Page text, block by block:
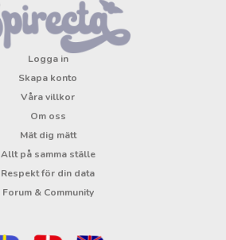
Logga in
Skapa konto
Våra villkor
Om oss
Mät dig mätt
Allt på samma ställe
Respekt för din data
Forum & Community